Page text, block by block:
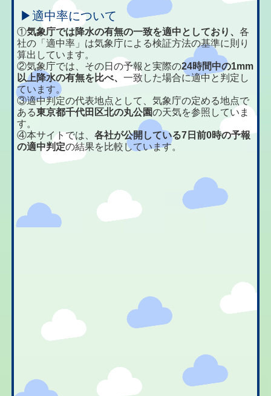
▶適中率について
①気象庁では降水の有無の一致を適中としており、各
社の「適中率」は気象庁による検証方法の基準に則り
算出しています。
②気象庁では、その日の予報と実際の24時間中の1mm
以上降水の有無を比べ、一致した場合に適中と判定し
ています。
③適中判定の代表地点として、気象庁の定める地点で
ある東京都千代田区北の丸公園の天気を参照していま
す。
④本サイトでは、各社が公開している7日前0時の予報
の適中判定の結果を比較しています。